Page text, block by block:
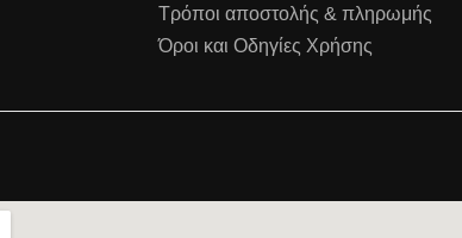
Τρόποι αποστολής & πληρωμής
Όροι και Οδηγίες Χρήσης